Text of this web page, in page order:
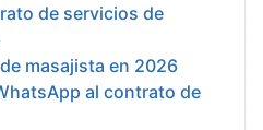
de servicios de
masajista en 2026
al contrato de